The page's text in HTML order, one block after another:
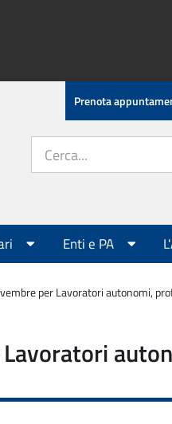
Prenota
sito:
Enti e PA
per Lavoratori autonomi,
Lavoratori